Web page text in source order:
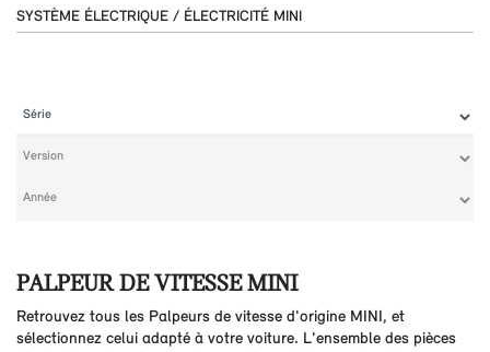
SYSTÈME ÉLECTRIQUE / ÉLECTRICITÉ MINI
PALPEUR DE VITESSE MINI
Retrouvez tous les Palpeurs de vitesse d'origine MINI, et
sélectionnez celui adapté à votre voiture. L'ensemble des pièces